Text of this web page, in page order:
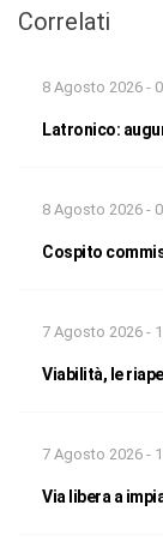
Correlati
8 Agosto 2026 -
Latronico:
8 Agosto 2026 -
Cospito
7 Agosto 2026 -
Viabilità, le
7 Agosto 2026 -
Via libera a